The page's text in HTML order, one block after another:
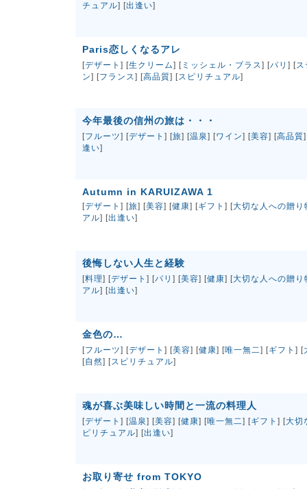
チュアル] [出逢い]
Paris恋しくなるアレ
[デザート ] [生クリーム] [ ミッシェル・ブラス] [パリ ] [ス
ン] [フランス] [高品質] [スピリチュアル]
今年最後の信州の旅は・・・
[フルーツ] [デザート ] [旅] [温泉] [ワイン] [美容] [高品質
逢い]
Autumn in KARUIZAWA 1
[デザート ] [旅] [美容] [健康] [ギフト ] [大切な人への贈り
アル] [出逢い]
後悔しない人生と経験
[料理] [デザート ] [パリ ] [美容] [健康] [大切な人への贈り
アル] [出逢い]
金色の…
[フルーツ] [デザート ] [美容] [健康] [唯一無二] [ギフト ] [
[自然] [スピリチュアル]
魂が喜ぶ美味しい時間と一流の料理人
[デザート ] [温泉] [美容] [健康] [唯一無二] [ギフト ] [大切
ピリチュアル] [出逢い]
お取り寄せ from TOKYO